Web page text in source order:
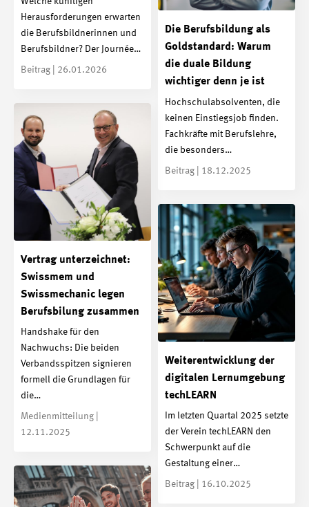
Herausforderungen erwarten
die Berufsbildnerinnen und
Berufsbildner? Der Journée…
Beitrag | 26.01.2026
Die Berufsbildung als
Goldstandard: Warum
die duale Bildung
wichtiger denn je ist
Hochschulabsolventen, die
keinen Einstiegsjob finden.
Fachkräfte mit Berufslehre,
die besonders…
Beitrag | 18.12.2025
Vertrag unterzeichnet:
Swissmem und
Swissmechanic legen
Berufsbilung zusammen
Handshake für den
Nachwuchs: Die beiden
Verbandsspitzen signieren
formell die Grundlagen für
die…
Medienmitteilung |
12.11.2025
Weiterentwicklung der
digitalen Lernumgebung
techLEARN
Im letzten Quartal 2025 setzte
der Verein techLEARN den
Schwerpunkt auf die
Gestaltung einer…
Beitrag | 16.10.2025